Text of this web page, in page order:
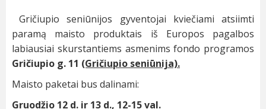
Gričiupio seniūnijos gyventojai kviečiami atsiimti
paramą maisto produktais iš Europos pagalbos
labiausiai skurstantiems asmenims fondo programos
Gričiupio g. 11 (Gričiupio seniūnija).
Maisto paketai bus dalinami:
Gruodžio 12 d. ir 13 d., 12-15 val.